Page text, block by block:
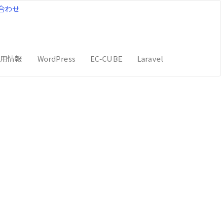
わせ
情報 WordPress EC-CUBE Laravel